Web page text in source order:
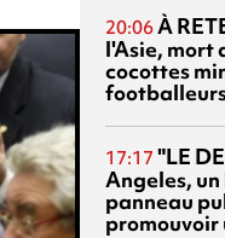
20:06À
l'Asie, mort
cocottes
17:17 "LE
Angeles,
panneau